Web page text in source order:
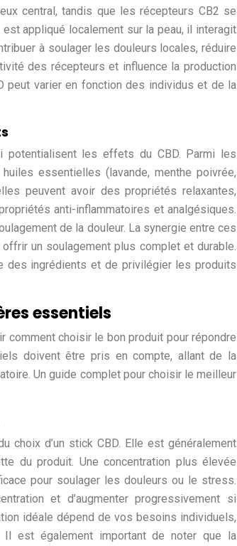
central, tandis que les récepteurs CB2 se
appliqué localement sur la peau, il interagit
à soulager les douleurs locales, réduire
des récepteurs et influence la production
peut varier en fonction des individus et de la
potentialisent les effets du CBD. Parmi les
essentielles (lavande, menthe poivrée,
peuvent avoir des propriétés relaxantes,
anti-inflammatoires et analgésiques.
de la douleur. La synergie entre ces
un soulagement plus complet et durable.
des ingrédients et de privilégier les produits
essentiels
choisir le bon produit pour répondre
doivent être pris en compte, allant de la
Un guide complet pour choisir le meilleur
choix d’un stick CBD. Elle est généralement
du produit. Une concentration plus élevée
pour soulager les douleurs ou le stress.
et d’augmenter progressivement si
idéale dépend de vos besoins individuels,
est également important de noter que la